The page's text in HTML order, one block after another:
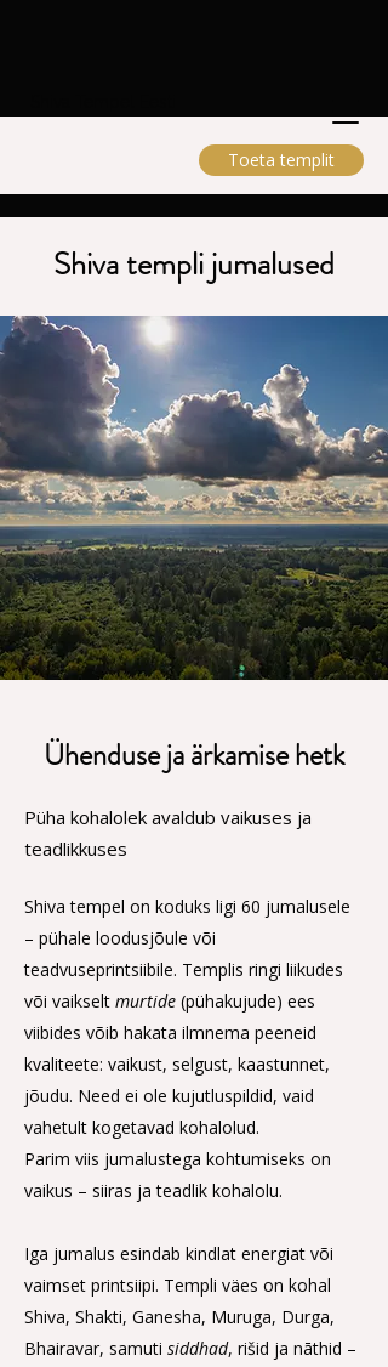
Toeta templit
Shiva templi jumalused
Ühenduse ja ärkamise hetk
Püha kohalolek avaldub vaikuses ja
teadlikkuses
Shiva tempel on koduks ligi 60 jumalusele
– pühale loodusjõule või
teadvuseprintsiibile. Templis ringi liikudes
või vaikselt murtide (pühakujude) ees
viibides võib hakata ilmnema peeneid
kvaliteete: vaikust, selgust, kaastunnet,
jõudu. Need ei ole kujutluspildid, vaid
vahetult kogetavad kohalolud.
Parim viis jumalustega kohtumiseks on
vaikus – siiras ja teadlik kohalolu.
Iga jumalus esindab kindlat energiat või
vaimset printsiipi. Templi väes on kohal
Shiva, Shakti, Ganesha, Muruga, Durga,
Bhairavar, samuti siddhad, rišid ja nāthid –